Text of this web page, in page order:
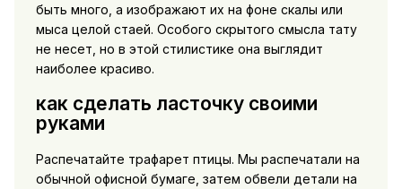
быть много, а изображают их на фоне скалы или
мыса целой стаей. Особого скрытого смысла тату
не несет, но в этой стилистике она выглядит
наиболее красиво.
как сделать ласточку своими
руками
Распечатайте трафарет птицы. Мы распечатали на
обычной офисной бумаге, затем обвели детали на